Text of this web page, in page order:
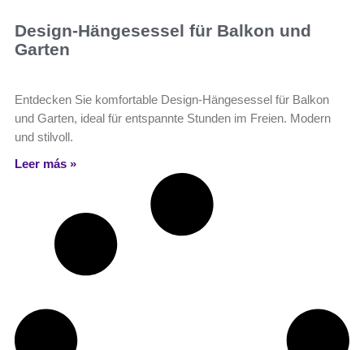
Design-Hängesessel für Balkon und
Garten
Entdecken Sie komfortable Design-Hängesessel für Balkon
und Garten, ideal für entspannte Stunden im Freien. Modern
und stilvoll.
Leer más »